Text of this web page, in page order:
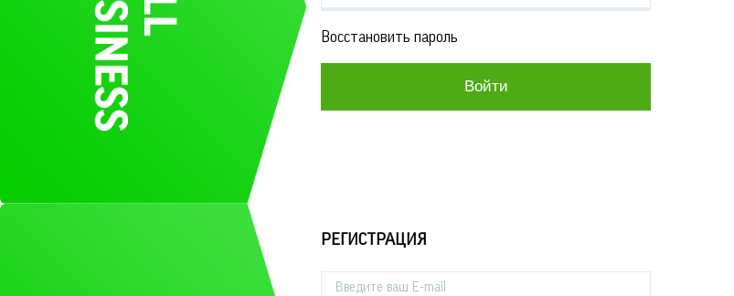
Восстановить пароль
РЕГИСТРАЦИЯ
Введите ваш E-mail